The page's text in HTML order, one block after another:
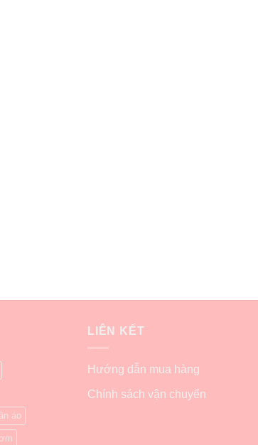
áo
LIÊN KẾT
Hướng dẫn mua hàng
Chính sách vận chuyển